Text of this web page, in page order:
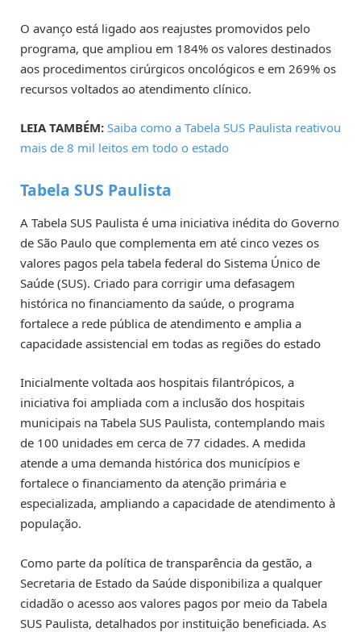
O avanço está ligado aos reajustes promovidos pelo
programa, que ampliou em 184% os valores destinados
aos procedimentos cirúrgicos oncológicos e em 269% os
recursos voltados ao atendimento clínico.
LEIA TAMBÉM: Saiba como a Tabela SUS Paulista reativou
mais de 8 mil leitos em todo o estado
Tabela SUS Paulista
A Tabela SUS Paulista é uma iniciativa inédita do Governo
de São Paulo que complementa em até cinco vezes os
valores pagos pela tabela federal do Sistema Único de
Saúde (SUS). Criado para corrigir uma defasagem
histórica no financiamento da saúde, o programa
fortalece a rede pública de atendimento e amplia a
capacidade assistencial em todas as regiões do estado
Inicialmente voltada aos hospitais filantrópicos, a
iniciativa foi ampliada com a inclusão dos hospitais
municipais na Tabela SUS Paulista, contemplando mais
de 100 unidades em cerca de 77 cidades. A medida
atende a uma demanda histórica dos municípios e
fortalece o financiamento da atenção primária e
especializada, ampliando a capacidade de atendimento à
população.
Como parte da política de transparência da gestão, a
Secretaria de Estado da Saúde disponibiliza a qualquer
cidadão o acesso aos valores pagos por meio da Tabela
SUS Paulista, detalhados por instituição beneficiada. As